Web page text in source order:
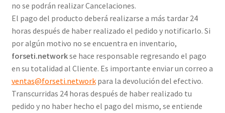
no se podrán realizar Cancelaciones.
El pago del producto deberá realizarse a más tardar 24
horas después de haber realizado el pedido y notificarlo. Si
por algún motivo no se encuentra en inventario,
forseti.networkse hace responsable regresando el pago
en su totalidad al Cliente. Es importante enviar un correo a
ventas@forseti.networkpara la devolución del efectivo.
Transcurridas 24 horas después de haber realizado tu
pedido y no haber hecho el pago del mismo, se entiende